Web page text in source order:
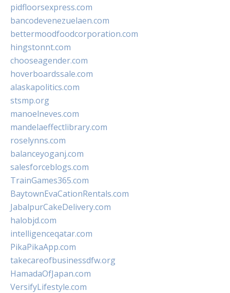
pidfloorsexpress.com
bancodevenezuelaen.com
bettermoodfoodcorporation.com
hingstonnt.com
chooseagender.com
hoverboardssale.com
alaskapolitics.com
stsmp.org
manoelneves.com
mandelaeffectlibrary.com
roselynns.com
balanceyoganj.com
salesforceblogs.com
TrainGames365.com
BaytownEvaCationRentals.com
JabalpurCakeDelivery.com
halobjd.com
intelligenceqatar.com
PikaPikaApp.com
takecareofbusinessdfw.org
HamadaOfJapan.com
VersifyLifestyle.com